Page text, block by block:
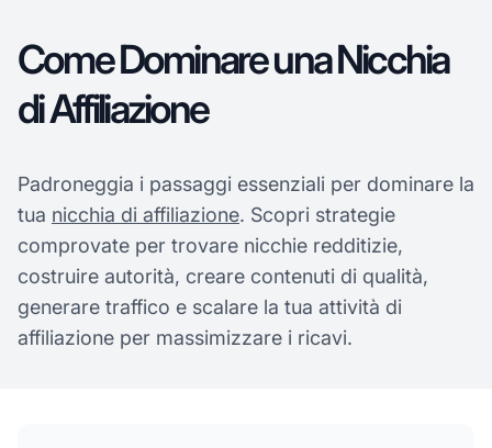
Come Dominare una Nicchia
di Affiliazione
Padroneggia i passaggi essenziali per dominare la
tua nicchia di affiliazione. Scopri strategie
comprovate per trovare nicchie redditizie,
costruire autorità, creare contenuti di qualità,
generare traffico e scalare la tua attività di
affiliazione per massimizzare i ricavi.